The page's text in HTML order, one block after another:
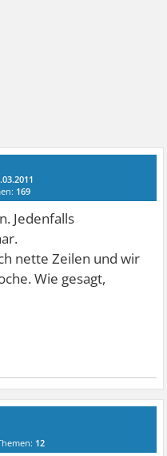
169
Jedenfalls
nette Zeilen und wir
Wie gesagt,
12